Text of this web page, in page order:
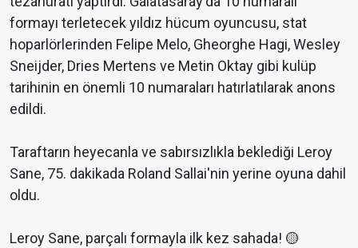
formayı terletecek yıldız hücum oyuncusu, stat
hoparlörlerinden Felipe Melo, Gheorghe Hagi, Wesley
Sneijder, Dries Mertens ve Metin Oktay gibi kulüp
tarihinin en önemli 10 numaraları hatırlatılarak anons
edildi.
Taraftarın heyecanla ve sabırsızlıkla beklediği Leroy
Sane, 75. dakikada Roland Sallai'nin yerine oyuna dahil
oldu.
Leroy Sane, parçalı formayla ilk kez sahada! 🟡